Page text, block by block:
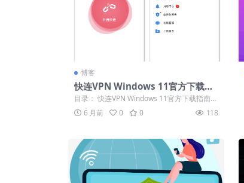
博客
快连VPN Windows 11官方下载兼
容性说明及安装要点
目录： 快连VPN Windows 11官方下载指南
快连VPN电脑版安装核心要...
6 月前 0 0 118